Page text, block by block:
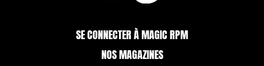
SE CONNECTER À MAGIC RPM
NOS MAGAZINES